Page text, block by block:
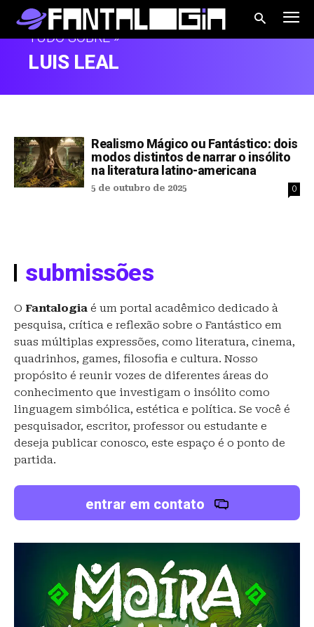
TUDO SOBRE »
LUIS LEAL
Realismo Mágico ou Fantástico: dois
modos distintos de narrar o insólito
na literatura latino-americana
5 de outubro de 2025 0
submissões
O Fantalogia é um portal acadêmico dedicado à
pesquisa, crítica e reflexão sobre o Fantástico em
suas múltiplas expressões, como literatura, cinema,
quadrinhos, games, filosofia e cultura. Nosso
propósito é reunir vozes de diferentes áreas do
conhecimento que investigam o insólito como
linguagem simbólica, estética e política. Se você é
pesquisador, escritor, professor ou estudante e
deseja publicar conosco, este espaço é o ponto de
partida.
entrar em contato